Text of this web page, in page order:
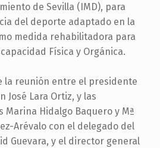
de Sevilla (IMD), para
del deporte adaptado en la
medida rehabilitadora para
Física y Orgánica.
la reunión entre el presidente
José Lara Ortiz, y las
Marina Hidalgo Baquero y Mª
Arévalo con el delegado del
Guevara, y el director general